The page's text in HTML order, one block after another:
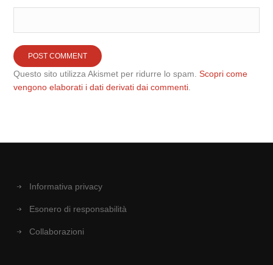
Questo sito utilizza Akismet per ridurre lo spam.Scopri come
vengono elaborati i dati derivati dai commenti
Informativa privacy
Esonero di responsabilità
Collaborazioni